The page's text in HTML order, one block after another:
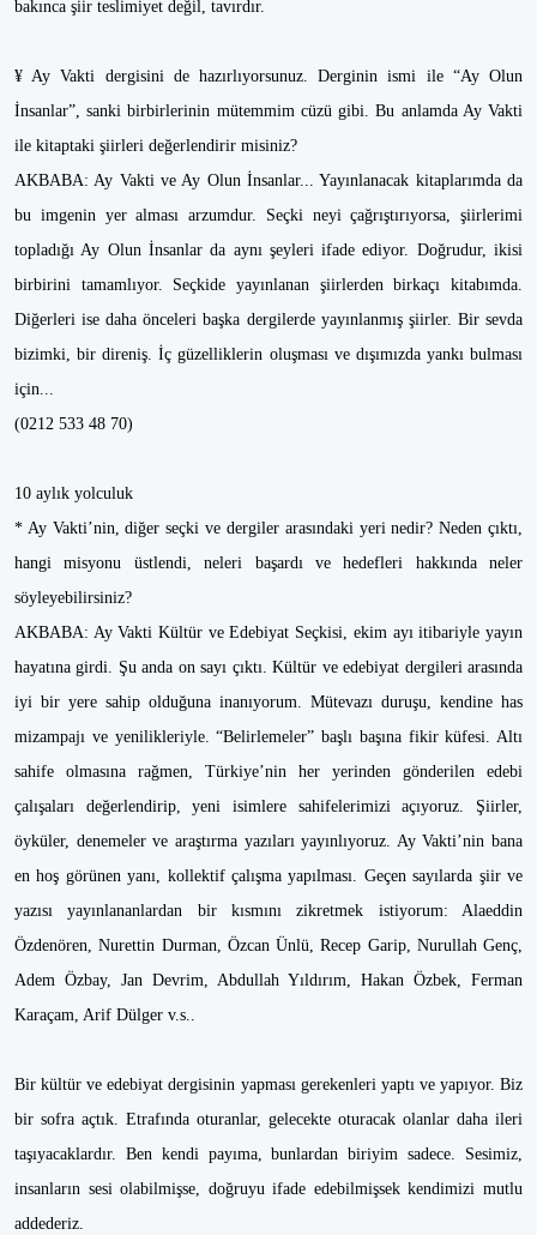
bakınca şiir teslimiyet değil, tavırdır.
¥ Ay Vakti dergisini de hazırlıyorsunuz. Derginin ismi ile “Ay Olun
İnsanlar”, sanki birbirlerinin mütemmim cüzü gibi. Bu anlamda Ay Vakti
ile kitaptaki şiirleri değerlendirir misiniz?
AKBABA: Ay Vakti ve Ay Olun İnsanlar... Yayınlanacak kitaplarımda da
bu imgenin yer alması arzumdur. Seçki neyi çağrıştırıyorsa, şiirlerimi
topladığı Ay Olun İnsanlar da aynı şeyleri ifade ediyor. Doğrudur, ikisi
birbirini tamamlıyor. Seçkide yayınlanan şiirlerden birkaçı kitabımda.
Diğerleri ise daha önceleri başka dergilerde yayınlanmış şiirler. Bir sevda
bizimki, bir direniş. İç güzelliklerin oluşması ve dışımızda yankı bulması
için...
(0212 533 48 70)
10 aylık yolculuk
* Ay Vakti’nin, diğer seçki ve dergiler arasındaki yeri nedir? Neden çıktı,
hangi misyonu üstlendi, neleri başardı ve hedefleri hakkında neler
söyleyebilirsiniz?
AKBABA: Ay Vakti Kültür ve Edebiyat Seçkisi, ekim ayı itibariyle yayın
hayatına girdi. Şu anda on sayı çıktı. Kültür ve edebiyat dergileri arasında
iyi bir yere sahip olduğuna inanıyorum. Mütevazı duruşu, kendine has
mizampajı ve yenilikleriyle. “Belirlemeler” başlı başına fikir küfesi. Altı
sahife olmasına rağmen, Türkiye’nin her yerinden gönderilen edebi
çalışaları değerlendirip, yeni isimlere sahifelerimizi açıyoruz. Şiirler,
öyküler, denemeler ve araştırma yazıları yayınlıyoruz. Ay Vakti’nin bana
en hoş görünen yanı, kollektif çalışma yapılması. Geçen sayılarda şiir ve
yazısı yayınlananlardan bir kısmını zikretmek istiyorum: Alaeddin
Özdenören, Nurettin Durman, Özcan Ünlü, Recep Garip, Nurullah Genç,
Adem Özbay, Jan Devrim, Abdullah Yıldırım, Hakan Özbek, Ferman
Karaçam, Arif Dülger v.s..
Bir kültür ve edebiyat dergisinin yapması gerekenleri yaptı ve yapıyor. Biz
bir sofra açtık. Etrafında oturanlar, gelecekte oturacak olanlar daha ileri
taşıyacaklardır. Ben kendi payıma, bunlardan biriyim sadece. Sesimiz,
insanların sesi olabilmişse, doğruyu ifade edebilmişsek kendimizi mutlu
addederiz.